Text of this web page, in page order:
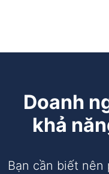
Doanh
khả
Bạn cần biết